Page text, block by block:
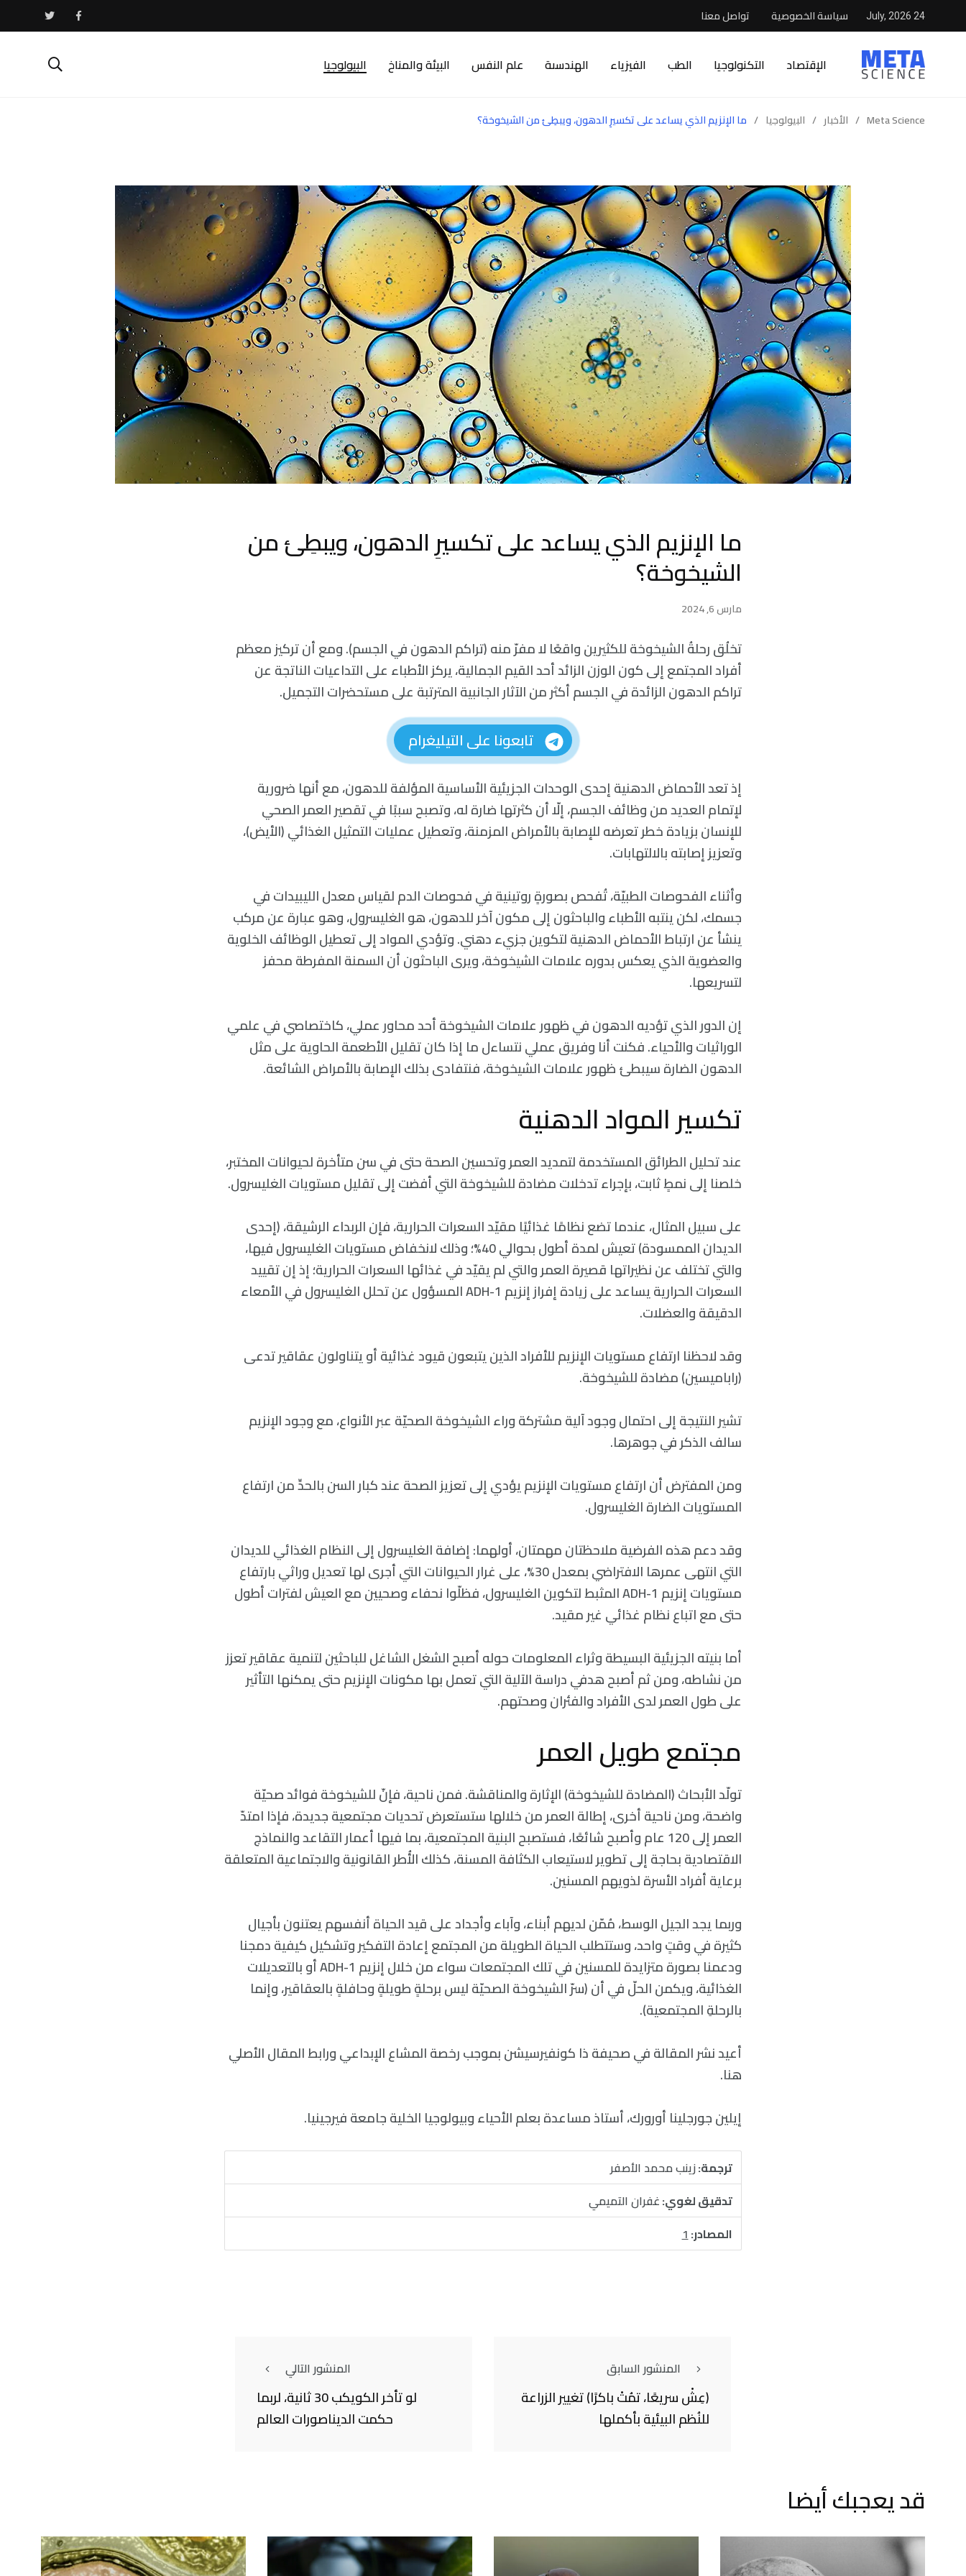
24 July, 2026 سياسة الخصوصية تواصل معنا
الإقتصاد التكنولوجيا الطب الفيزياء الهندسىة علم النفس البيئة والمناخ البيولوجيا
Meta Science
/ الأخبار / البيولوجيا / ما الإنزيم الذي يساعد على تكسيرِ الدهون، ويبطِئ من الشيخوخة؟
ما الإنزيم الذي يساعد على تكسيرِ الدهون، ويبطِئ من
الشيخوخة؟
مارس 6, 2024
تخلُق رحلةُ الشيخوخة للكثيرين واقعًا لا مفرّ منه (تراكم الدهون في الجسم). ومع أن تركيز معظم
أفراد المجتمع إلى كون الوزن الزائد أحد القيم الجمالية، يركز الأطباء على التداعيات الناتجة عن
تراكم الدهون الزائدة في الجسم أكثر من الآثار الجانبية المترتبة على مستحضرات التجميل.
تابعونا على التيليغرام
إذ تعد الأحماض الدهنية إحدى الوحدات الجزيئية الأساسية المؤلفة للدهون، مع أنها ضرورية
لإتمام العديد من وظائف الجسم، إلّا أن كثرتها ضارة له، وتصبح سببًا في تقصير العمر الصحي
للإنسان بزيادة خطر تعرضه للإصابة بالأمراض المزمنة، وتعطيل عمليات التمثيل الغذائي (الأيض)،
وتعزيز إصابته بالالتهابات.
وأثناء الفحوصات الطبيّة، تُفحص بصورةٍ روتينية في فحوصات الدم لقياس معدل الليبيدات في
جسمك، لكن ينتبه الأطباء والباحثون إلى مكون آخر للدهون، هو الغليسرول، وهو عبارة عن مركب
ينشأ عن ارتباط الأحماض الدهنية لتكوين جزيء دهني. وتؤدي المواد إلى تعطيل الوظائف الخلوية
والعضوية الذي يعكس بدوره علامات الشيخوخة، ويرى الباحثون أن السمنة المفرطة محفز
لتسريعها.
إن الدور الذي تؤديه الدهون في ظهور علامات الشيخوخة أحد محاور عملي، كاختصاصي في علمي
الوراثيات والأحياء. فكنت أنا وفريق عملي نتساءل ما إذا كان تقليل الأطعمة الحاوية على مثل
الدهون الضارة سيبطئ ظهور علامات الشيخوخة، فنتفادى بذلك الإصابة بالأمراض الشائعة.
تكسير المواد الدهنية
عند تحليل الطرائق المستخدمة لتمديد العمر وتحسين الصحة حتى في سن متأخرة لحيوانات المختبر،
خلصنا إلى نمطٍ ثابت، بإجراء تدخلات مضادة للشيخوخة التي أفضت إلى تقليل مستويات الغليسرول.
على سبيل المثال، عندما تضع نظامًا غذائيًا مقيّد السعرات الحرارية، فإن الربداء الرشيقة، (إحدى
الديدان الممسودة) تعيش لمدة أطول بحوالي 40%؛ وذلك لانخفاض مستويات الغليسرول فيها،
والتي تختلف عن نظيراتها قصيرة العمر والتي لم يقيّد في غذائها السعرات الحرارية؛ إذ إن تقييد
السعرات الحرارية يساعد على زيادة إفراز إنزيم ADH-1 المسؤول عن تحلل الغليسرول في الأمعاء
الدقيقة والعضلات.
وقد لاحظنا ارتفاع مستويات الإنزيم للأفراد الذين يتبعون قيود غذائية أو يتناولون عقاقير تدعى
(راباميسين) مضادة للشيخوخة.
تشير النتيجة إلى احتمال وجود آلية مشتركة وراء الشيخوخة الصحيّة عبر الأنواع، مع وجود الإنزيم
سالف الذكر في جوهرها.
ومن المفترض أن ارتفاع مستويات الإنزيم يؤدي إلى تعزيز الصحة عند كبار السن بالحدِّ من ارتفاع
المستويات الضارة الغليسرول.
وقد دعم هذه الفرضية ملاحظتان مهمتان، أولهما: إضافة الغليسرول إلى النظام الغذائي للديدان
التي انتهى عمرها الافتراضي بمعدل 30%، على غرار الحيوانات التي أجرى لها تعديل وراثي بارتفاع
مستويات إنزيم ADH-1 المثبط لتكوين الغليسرول، فظلّوا نحفاء وصحيين مع العيش لفترات أطول
حتى مع اتباع نظام غذائي غير مقيد.
أما بنيته الجزيئية البسيطة وثراء المعلومات حوله أصبح الشغل الشاغل للباحثين لتنمية عقاقير تعزز
من نشاطه، ومن ثم أصبح هدفي دراسة الآلية التي تعمل بها مكونات الإنزيم حتى يمكنها التأثير
على طول العمر لدى الأفراد والفئران وصحتهم.
مجتمع طويل العمر
تولّد الأبحاث (المضادة للشيخوخة) الإثارة والمناقشة. فمن ناحية، فإنّ للشيخوخة فوائد صحيّة
واضحة، ومن ناحية أخرى، إطالة العمر من خلالها ستستعرض تحديات مجتمعية جديدة، فإذا امتدّ
العمر إلى 120 عام وأصبح شائعًا، فستصبح البنية المجتمعية، بما فيها أعمار التقاعد والنماذج
الاقتصادية بحاجة إلى تطوير لاستيعاب الكثافة المسنة، كذلك الأُطر القانونية والاجتماعية المتعلقة
برعاية أفراد الأسرة لذويهم المسنين.
وربما يجد الجيل الوسط، مُمّن لديهم أبناء، وآباء وأجداد على قيد الحياة أنفسهم يعتنون بأجيال
كثيرة في وقتٍ واحد، وستتطلب الحياة الطويلة من المجتمع إعادة التفكير وتشكيل كيفية دمجنا
ودعمنا بصورة متزايدة للمسنين في تلك المجتمعات سواء من خلال إنزيم ADH-1 أو بالتعديلات
الغذائية، ويكمن الحلّ في أن (سرّ الشيخوخة الصحيّة ليس برحلةٍ طويلةٍ وحافلةٍ بالعقاقير، وإنما
بالرحلةِ المجتمعية).
أعيد نشر المقالة في صحيفة ذا كونفيرسيشن بموجب رخصة المشاع الإبداعي ورابط المقال الأصلي
هنا.
إيلين جورجلينا أورورك، أستاذ مساعدة بعلم الأحياء وبيولوجيا الخلية جامعة فيرجينيا.
ترجمة:زينب محمد الأصفر
تدقيق لغوي:غفران التميمي
المصادر:1
المنشور السابق
(عِشْ سريعًا، تمُتْ باكرًا) تغيير الزراعة
للنُظم البيئية بأكملها
المنشور التالي
لو تأخر الكويكب 30 ثانية، لربما
حكمت الديناصورات العالم
قد يعجبك أيضا